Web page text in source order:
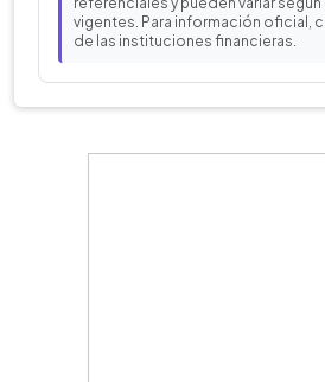
vigentes. Para información oficial,
de las instituciones financieras.